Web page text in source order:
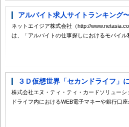
アルバイト求人サイトランキング
ネットエイジア株式会社（http://
は、「アルバイトの仕事探しにおけるモバイ
３Ｄ仮想世界「セカンドライフ」
株式会社エヌ・ティ・ティ・カードソリュー
ドライフ内におけるWEB電子マネーや銀行口